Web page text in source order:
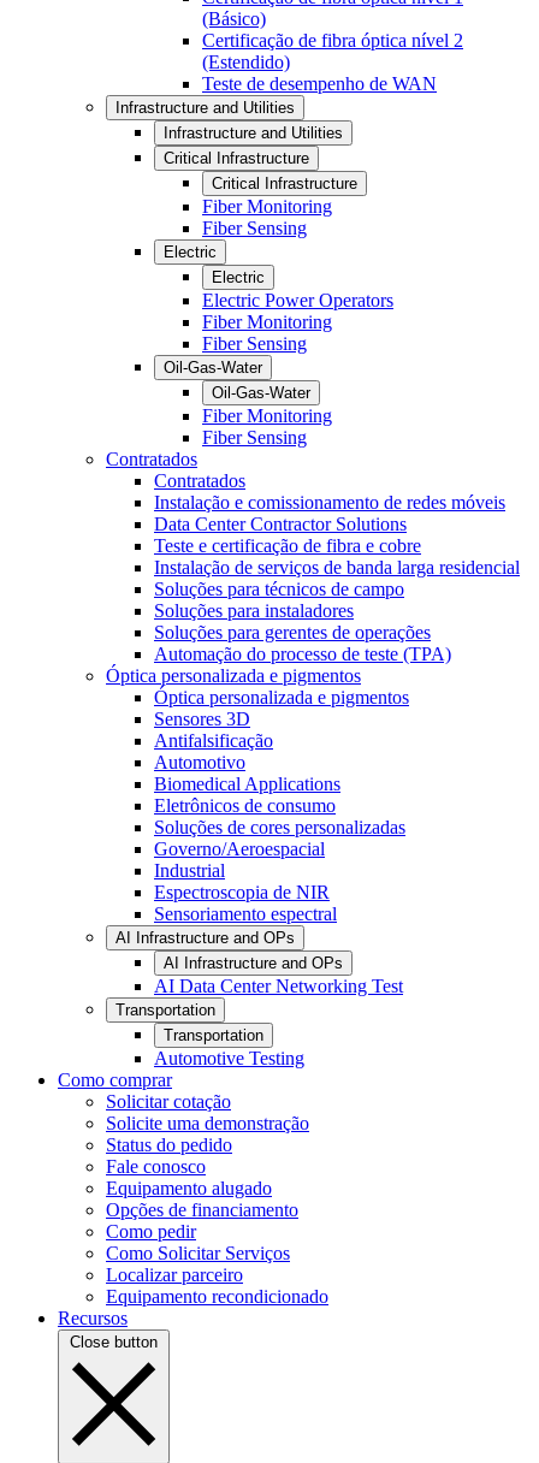
(Básico)
Certificação de fibra óptica nível 2
(Estendido)
Teste de desempenho de WAN
Infrastructure and Utilities
Infrastructure and Utilities
Critical Infrastructure
Critical Infrastructure
Fiber Monitoring
Fiber Sensing
Electric
Electric
Electric Power Operators
Fiber Monitoring
Fiber Sensing
Oil-Gas-Water
Oil-Gas-Water
Fiber Monitoring
Fiber Sensing
Contratados
Contratados
Instalação e comissionamento de redes móveis
Data Center Contractor Solutions
Teste e certificação de fibra e cobre
Instalação de serviços de banda larga residencial
Soluções para técnicos de campo
Soluções para instaladores
Soluções para gerentes de operações
Automação do processo de teste (TPA)
Óptica personalizada e pigmentos
Óptica personalizada e pigmentos
Sensores 3D
Antifalsificação
Automotivo
Biomedical Applications
Eletrônicos de consumo
Soluções de cores personalizadas
Governo/Aeroespacial
Industrial
Espectroscopia de NIR
Sensoriamento espectral
AI Infrastructure and OPs
AI Infrastructure and OPs
AI Data Center Networking Test
Transportation
Transportation
Automotive Testing
Como comprar
Solicitar cotação
Solicite uma demonstração
Status do pedido
Fale conosco
Equipamento alugado
Opções de financiamento
Como pedir
Como Solicitar Serviços
Localizar parceiro
Equipamento recondicionado
Recursos
Close button